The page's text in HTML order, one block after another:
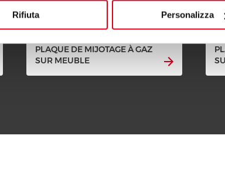
Rifiuta Personalizza
PLAQUE DE MIJOTAGE À GAZ
SUR MEUBLE